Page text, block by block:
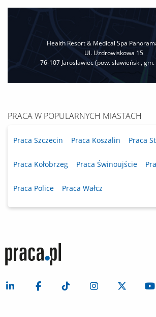
Health Resort & Medical Spa
Ul. Uzdrowiskowa 15
76-107 Jarosławiec (pow. sławieński,
PRACA W POPULARNYCH MIASTACH
Praca Szczecin Praca Koszalin Praca
Praca Kołobrzeg Praca Świnoujście
Praca Police Praca Wałcz